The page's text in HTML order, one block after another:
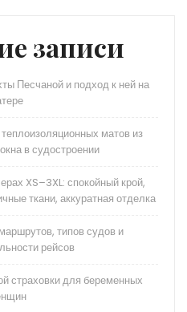
записи
Песчаной и подход к ней на
матов из
в судостроении
XS–3XL: спокойный крой,
ткани, аккуратная отделка
типов судов и
рейсов
страховки для беременных